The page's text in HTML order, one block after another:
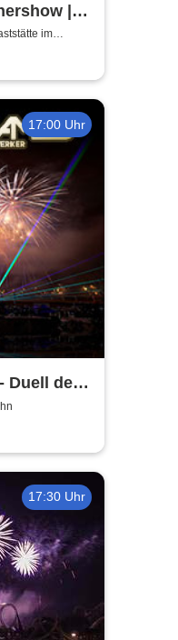
|
im
17:00 Uhr
Duell der
17:30 Uhr